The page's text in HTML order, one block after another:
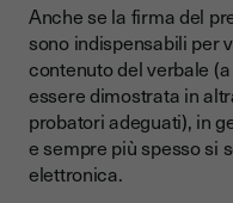
Anche se la firma del
sono indispensabili per
contenuto del verbale
essere dimostrata in
probatori adeguati), in
e sempre più spesso si
elettronica.